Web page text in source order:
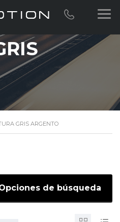
GRIS ARGENTO
de búsqueda